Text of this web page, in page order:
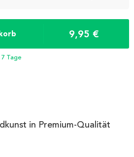
9,95 €
Tage
in Premium-Qualität